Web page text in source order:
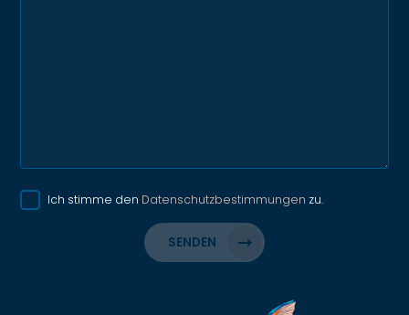
Ich stimme den Datenschutzbestimmungen zu.
SENDEN